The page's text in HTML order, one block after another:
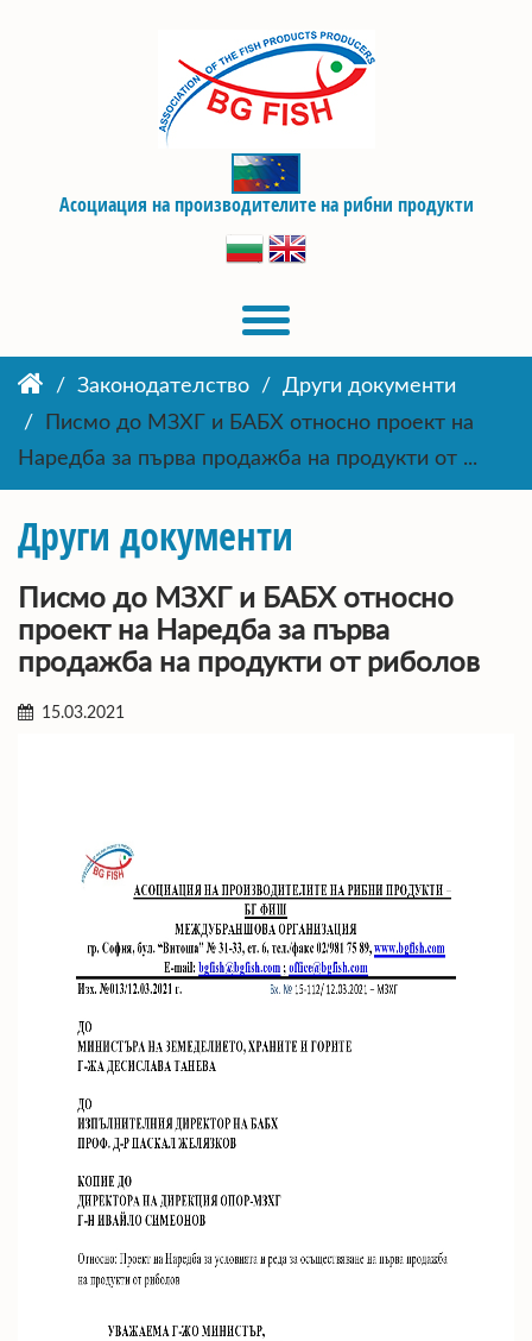
Асоциация на производителите на рибни продукти
Законодателство
Други документи
Писмо до МЗХГ и БАБХ относно проект на
Наредба за първа продажба на продукти от ...
Други документи
Писмо до МЗХГ и БАБХ относно
проект на Наредба за първа
продажба на продукти от риболов
15.03.2021